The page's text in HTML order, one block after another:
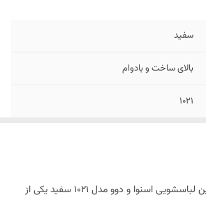
سفید
بالای ساخت و بادوام
۱۰۲۱
دکمه پنل ON/OFF ماشین لباسشویی اسنوا و دوو مدل 1021 سفید یکی از